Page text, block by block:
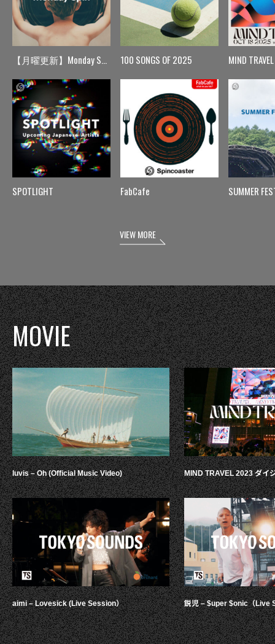
【月曜更新】Monday Spin
SPOTLIGHT
100 SONGS OF 2025
FabCafe
MIND TRAVEL
SUMMER
VIEW MORE
MOVIE
luvis – Oh (Official Music Video)
aimi – Lovesick (Live Session）
MIND TRAVEL 2023 ダイ
鋭児 – $uper $onic（Live